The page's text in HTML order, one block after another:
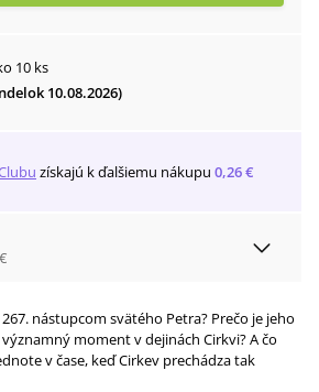
10 ks
10.08.2026)
získajú k ďalšiemu nákupu 0,26 €
nástupcom svätého Petra? Prečo je jeho
moment v dejinách Cirkvi? A čo
v čase, keď Cirkev prechádza tak